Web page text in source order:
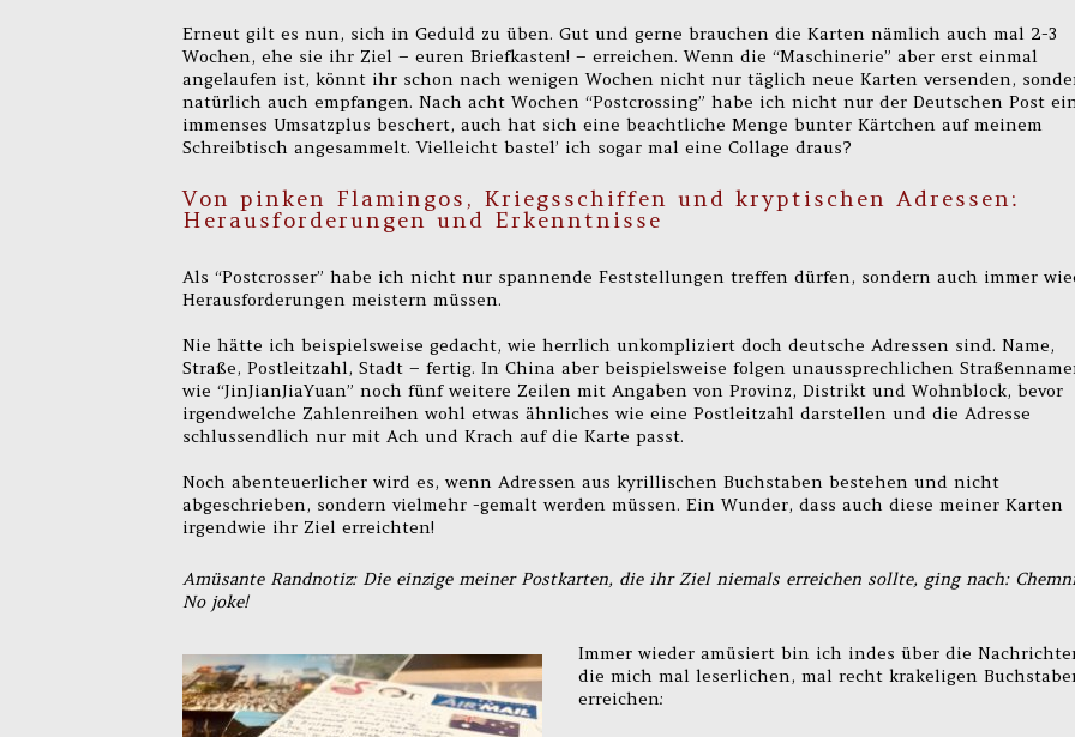
Erneut gilt es nun, sich in Geduld zu üben. Gut und gerne brauchen die Karten nämlich auch mal 2-3
Wochen, ehe sie ihr Ziel – euren Briefkasten! – erreichen. Wenn die “Maschinerie” aber erst einmal
angelaufen ist, könnt ihr schon nach wenigen Wochen nicht nur täglich neue Karten versenden,
natürlich auch empfangen. Nach acht Wochen “Postcrossing” habe ich nicht nur der Deutschen Post
immenses Umsatzplus beschert, auch hat sich eine beachtliche Menge bunter Kärtchen auf meinem
Schreibtisch angesammelt. Vielleicht bastel’ ich sogar mal eine Collage draus?
Von pinken Flamingos, Kriegsschiffen und kryptischen Adressen:
Herausforderungen und Erkenntnisse
Als “Postcrosser” habe ich nicht nur spannende Feststellungen treffen dürfen, sondern auch immer
Herausforderungen meistern müssen.
Nie hätte ich beispielsweise gedacht, wie herrlich unkompliziert doch deutsche Adressen sind. Name,
Straße, Postleitzahl, Stadt – fertig. In China aber beispielsweise folgen unaussprechlichen
wie “JinJianJiaYuan” noch fünf weitere Zeilen mit Angaben von Provinz, Distrikt und Wohnblock, bevor
irgendwelche Zahlenreihen wohl etwas ähnliches wie eine Postleitzahl darstellen und die Adresse
schlussendlich nur mit Ach und Krach auf die Karte passt.
Noch abenteuerlicher wird es, wenn Adressen aus kyrillischen Buchstaben bestehen und nicht
abgeschrieben, sondern vielmehr -gemalt werden müssen. Ein Wunder, dass auch diese meiner Karten
irgendwie ihr Ziel erreichten!
Amüsante Randnotiz: Die einzige meiner Postkarten, die ihr Ziel niemals erreichen sollte, ging nach:
No joke!
Immer wieder amüsiert bin ich indes über die
die mich mal leserlichen, mal recht krakeligen
erreichen: